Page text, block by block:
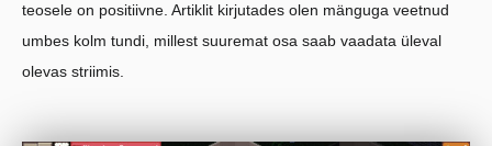
teosele on positiivne. Artiklit kirjutades olen mänguga veetnud
umbes kolm tundi, millest suuremat osa saab vaadata üleval
olevas striimis.